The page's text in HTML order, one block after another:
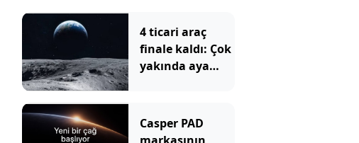
4 ticari araç
finale kaldı: Çok
yakında aya
Casper PAD